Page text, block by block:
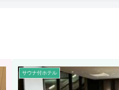
サウナ付ホテル